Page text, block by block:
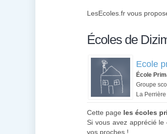
LesEcoles.fr vous
Écoles de
Ecole
École
Groupe
La
Cette page les écoles
Si vous avez apprécié
vos proches !